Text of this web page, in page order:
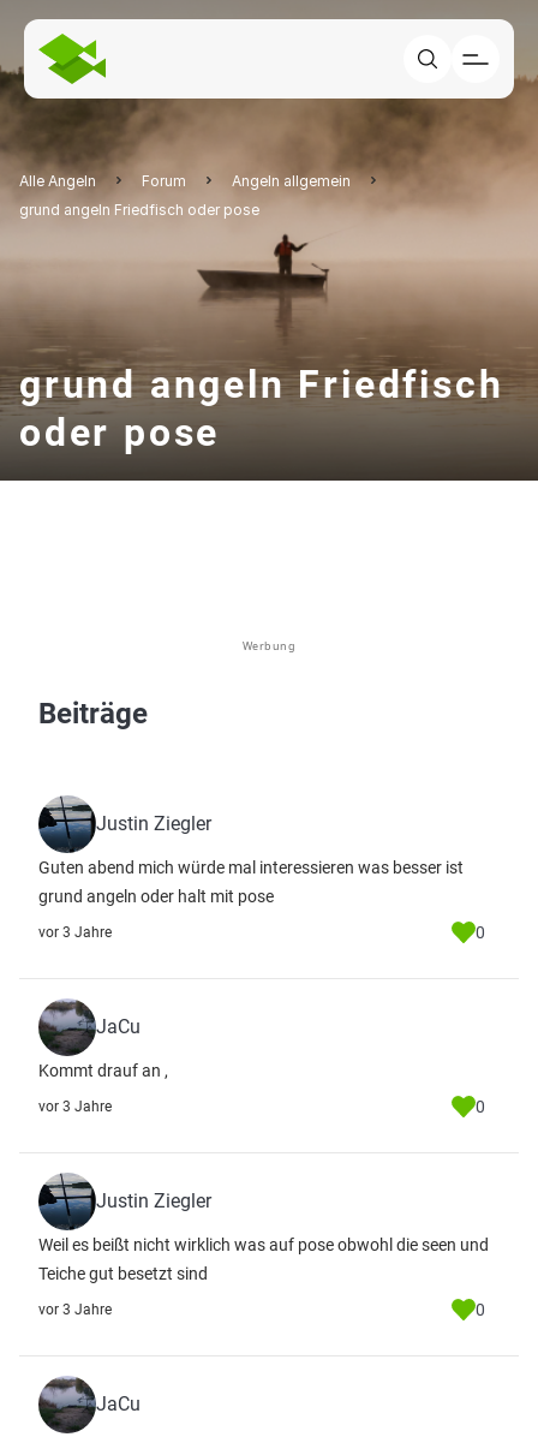
Alle Angeln Forum
Angeln allgemein
grund angeln Friedfisch oder pose
grund angeln Friedfisch
oder pose
Werbung
Beiträge
Justin Ziegler
Guten abend mich würde mal interessieren was besser ist
grund angeln oder halt mit pose
vor 3 Jahre 0
JaCu
Kommt drauf an ,
vor 3 Jahre 0
Justin Ziegler
Weil es beißt nicht wirklich was auf pose obwohl die seen und
Teiche gut besetzt sind
vor 3 Jahre 0
JaCu